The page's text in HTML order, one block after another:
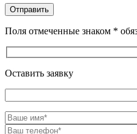
Поля отмеченные знаком *
Оставить заявку